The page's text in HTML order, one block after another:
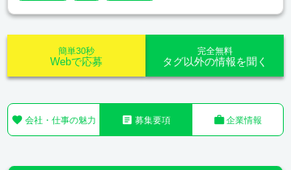
完全無料
タグ以外の情報を聞く
簡単30秒
Webで応募
 会社・仕事の魅力  募集要項 企業情報